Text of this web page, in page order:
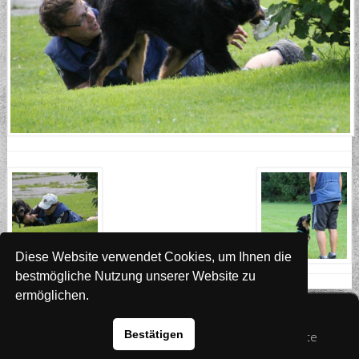
© 2026 Australian Shepherd - Hovawart - Zuchtstätte
Diese Website verwendet Cookies, um Ihnen die
bestmögliche Nutzung unserer Website zu
ermöglichen.
Bestätigen